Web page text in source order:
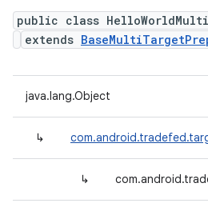
public class
extends
java.lang.Object
↳
↳